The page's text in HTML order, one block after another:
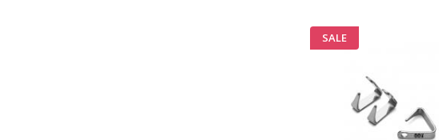
SALE